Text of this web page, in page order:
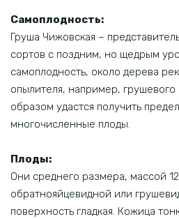
Самоплодность:
Груша Чижовская –
сортов с поздним, но щедрым
самоплодность, около дерева
опылителя, например, грушевого
образом удастся получить
многочисленные плоды.
Плоды:
Они среднего размера, массой
обратнояйцевидной или
поверхность гладкая. Кожица